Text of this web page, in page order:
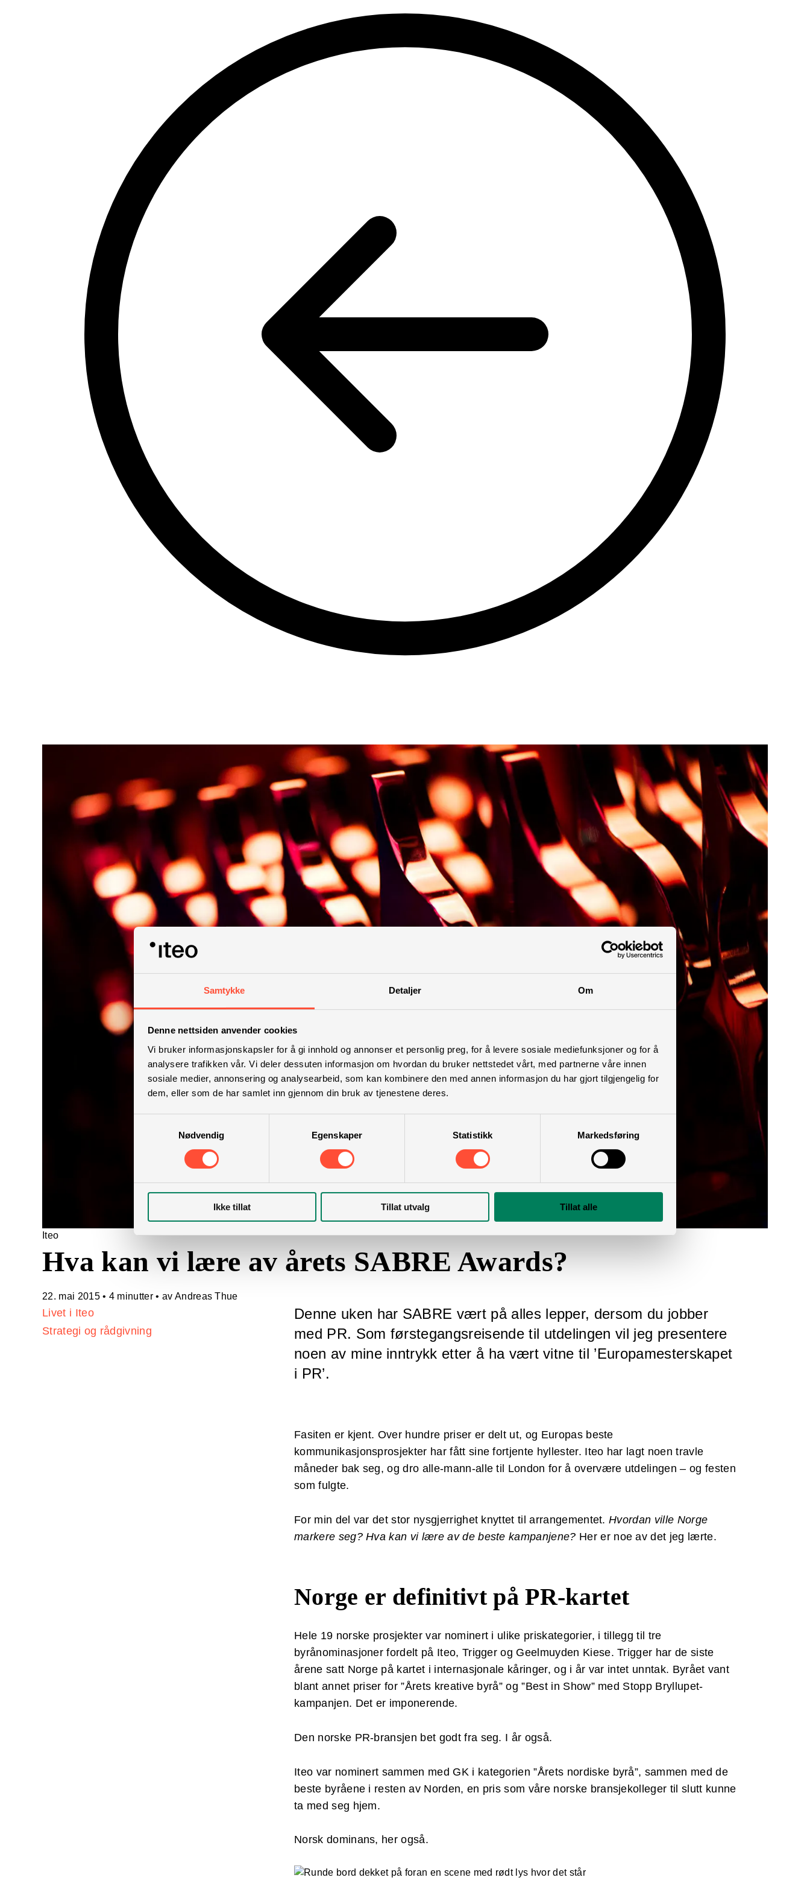
Samtykke Detaljer Om
Denne nettsiden anvender cookies
Vi bruker informasjonskapsler for å gi innhold og annonser et personlig preg, for å levere sosiale mediefunksjoner og for å
analysere trafikken vår. Vi deler dessuten informasjon om hvordan du bruker nettstedet vårt, med partnerne våre innen
sosiale medier, annonsering og analysearbeid, som kan kombinere den med annen informasjon du har gjort tilgjengelig for
dem, eller som de har samlet inn gjennom din bruk av tjenestene deres.
Nødvendig
Egenskaper Statistikk Markedsføring
Ikke tillat Tillat utvalg Tillat alle
Iteo
Hva kan vi lære av årets SABRE Awards?
22. mai 2015• 4 minutter • av Andreas Thue
Livet i Iteo
Strategi og rådgivning
Denne uken har SABRE vært på alles lepper, dersom du jobber
med PR. Som førstegangsreisende til utdelingen vil jeg presentere
noen av mine inntrykk etter å ha vært vitne til ’Europamesterskapet
i PR’.
Fasiten er kjent. Over hundre priser er delt ut, og Europas beste
kommunikasjonsprosjekter har fått sine fortjente hyllester. Iteo har lagt noen travle
måneder bak seg, og dro alle-mann-alle til London for å overvære utdelingen – og festen
som fulgte.
For min del var det stor nysgjerrighet knyttet til arrangementet.Hvordan ville Norge
markere seg? Hva kan vi lære av de beste kampanjene? Her er noe av det jeg lærte.
Norge er definitivt på PR-kartet
Hele 19 norske prosjekter var nominert i ulike priskategorier, i tillegg til tre
byrånominasjoner fordelt på Iteo, Trigger og Geelmuyden Kiese. Trigger har de siste
årene satt Norge på kartet i internasjonale kåringer, og i år var intet unntak. Byrået vant
blant annet priser for ”Årets kreative byrå” og ”Best in Show” med Stopp Bryllupet-
kampanjen. Det er imponerende.
Den norske PR-bransjen bet godt fra seg. I år også.
Iteo var nominert sammen med GK i kategorien ”Årets nordiske byrå”, sammen med de
beste byråene i resten av Norden, en pris som våre norske bransjekolleger til slutt kunne
ta med seg hjem.
Norsk dominans, her også.